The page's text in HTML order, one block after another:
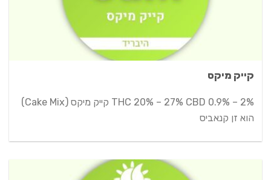
קייק מיקס
THC 20% – 27% CBD 0.9% – 2% קייק מיקס (Cake Mix)
הוא זן קנאביס